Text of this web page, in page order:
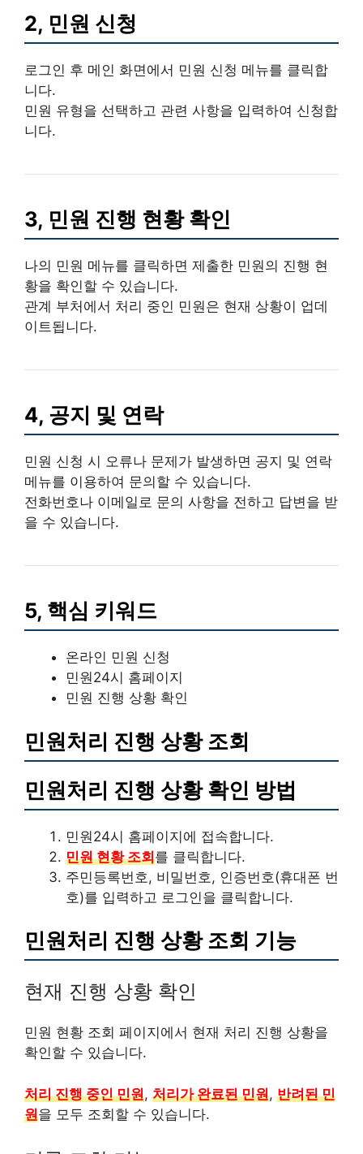
2, 민원 신청
로그인 후 메인 화면에서 민원 신청 메뉴를 클릭합
니다.
민원 유형을 선택하고 관련 사항을 입력하여 신청합
니다.
3, 민원 진행 현황 확인
나의 민원 메뉴를 클릭하면 제출한 민원의 진행 현
황을 확인할 수 있습니다.
관계 부처에서 처리 중인 민원은 현재 상황이 업데
이트됩니다.
4, 공지 및 연락
민원 신청 시 오류나 문제가 발생하면 공지 및 연락
메뉴를 이용하여 문의할 수 있습니다.
전화번호나 이메일로 문의 사항을 전하고 답변을 받
을 수 있습니다.
5, 핵심 키워드
온라인 민원 신청
민원24시 홈페이지
민원 진행 상황 확인
민원처리 진행 상황 조회
민원처리 진행 상황 확인 방법
민원24시 홈페이지에 접속합니다.
민원 현황 조회를 클릭합니다.
주민등록번호, 비밀번호, 인증번호(휴대폰 번
호)를 입력하고 로그인을 클릭합니다.
민원처리 진행 상황 조회 기능
현재 진행 상황 확인
민원 현황 조회 페이지에서 현재 처리 진행 상황을
확인할 수 있습니다.
처리 진행 중인 민원, 처리가 완료된 민원, 반려된 민
원을 모두 조회할 수 있습니다.